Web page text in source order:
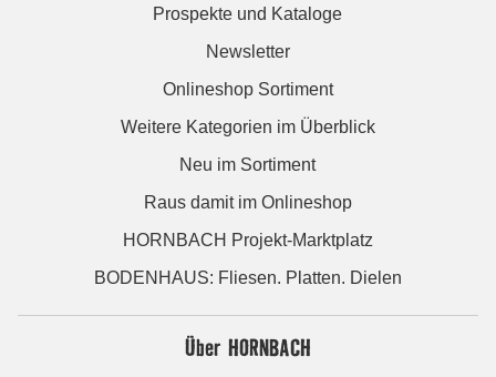
Prospekte und Kataloge
Newsletter
Onlineshop Sortiment
Weitere Kategorien im Überblick
Neu im Sortiment
Raus damit im Onlineshop
HORNBACH Projekt-Marktplatz
BODENHAUS: Fliesen. Platten. Dielen
Über HORNBACH